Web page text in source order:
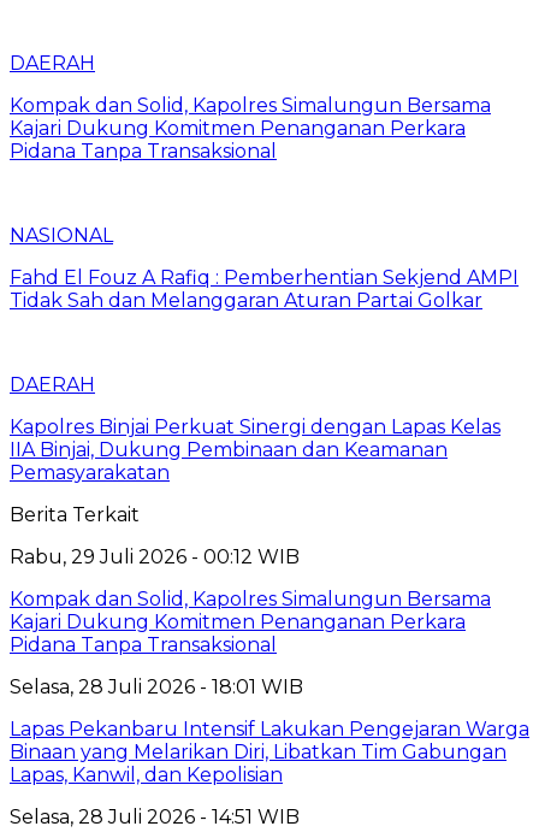
DAERAH
Kompak dan Solid, Kapolres Simalungun Bersama
Kajari Dukung Komitmen Penanganan Perkara
Pidana Tanpa Transaksional
NASIONAL
Fahd El Fouz A Rafiq : Pemberhentian Sekjend AMPI
Tidak Sah dan Melanggaran Aturan Partai Golkar
DAERAH
Kapolres Binjai Perkuat Sinergi dengan Lapas Kelas
IIA Binjai, Dukung Pembinaan dan Keamanan
Pemasyarakatan
Berita Terkait
Rabu, 29 Juli 2026 - 00:12 WIB
Kompak dan Solid, Kapolres Simalungun Bersama
Kajari Dukung Komitmen Penanganan Perkara
Pidana Tanpa Transaksional
Selasa, 28 Juli 2026 - 18:01 WIB
Lapas Pekanbaru Intensif Lakukan Pengejaran Warga
Binaan yang Melarikan Diri, Libatkan Tim Gabungan
Lapas, Kanwil, dan Kepolisian
Selasa, 28 Juli 2026 - 14:51 WIB